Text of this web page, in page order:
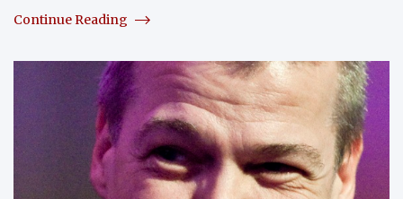
Continue Reading